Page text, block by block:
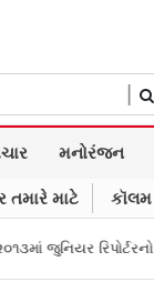
મનોરંજન
તમારે માટે કૉલમ
બળાત્કાર